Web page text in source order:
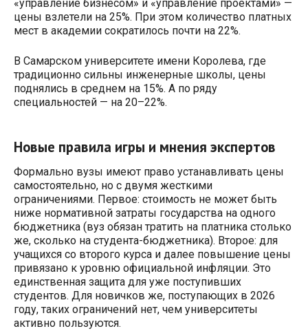
«управление бизнесом» и «управление проектами» —
цены взлетели на 25%. При этом количество платных
мест в академии сократилось почти на 22%.
В Самарском университете имени Королева, где
традиционно сильны инженерные школы, цены
поднялись в среднем на 15%. А по ряду
специальностей — на 20–22%.
Новые правила игры и мнения экспертов
Формально вузы имеют право устанавливать цены
самостоятельно, но с двумя жесткими
ограничениями. Первое: стоимость не может быть
ниже нормативной затраты государства на одного
бюджетника (вуз обязан тратить на платника столько
же, сколько на студента-бюджетника). Второе: для
учащихся со второго курса и далее повышение цены
привязано к уровню официальной инфляции. Это
единственная защита для уже поступивших
студентов. Для новичков же, поступающих в 2026
году, таких ограничений нет, чем университеты
активно пользуются.